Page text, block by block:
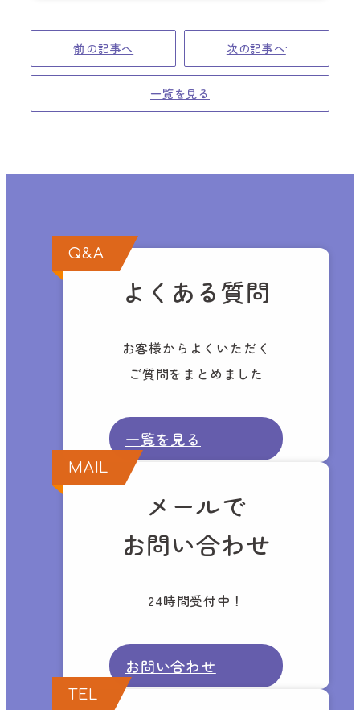
前の記事へ
一覧を見る
次の記事へ
Q&A
よくある質問
お客様からよくいただく
ご質問をまとめました
一覧を見る
MAIL
メールで
お問い合わせ
24時間受付中！
お問い合わせ
TEL